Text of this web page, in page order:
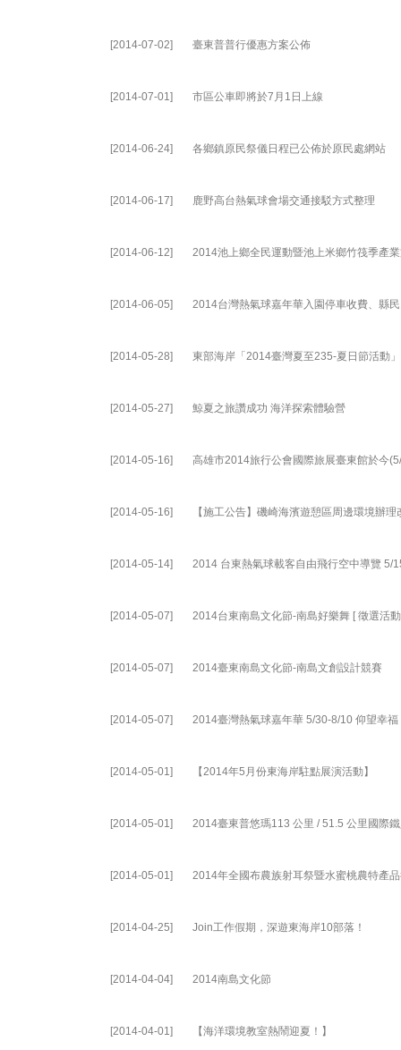
[2014-07-02] 臺東普普行優惠方案公佈
[2014-07-01] 市區公車即將於7月1日上線
[2014-06-24] 各鄉鎮原民祭儀日程已公佈於原民處網站
[2014-06-17] 鹿野高台熱氣球會場交通接駁方式整理
[2014-06-12] 2014池上鄉全民運動暨池上米鄉竹筏季產
[2014-06-05] 2014台灣熱氣球嘉年華入園停車收費、縣
[2014-05-28] 東部海岸「2014臺灣夏至235-夏日節活動
[2014-05-27] 鯨夏之旅讚成功 海洋探索體驗營
[2014-05-16] 高雄市2014旅行公會國際旅展臺東館於今
[2014-05-16] 【施工公告】磯崎海濱遊憩區周邊環境辦理
[2014-05-14] 2014 台東熱氣球載客自由飛行空中導覽 5/
[2014-05-07] 2014台東南島文化節-南島好樂舞 [ 徵選活
[2014-05-07] 2014臺東南島文化節-南島文創設計競賽
[2014-05-07] 2014臺灣熱氣球嘉年華 5/30-8/10 仰望幸福
[2014-05-01] 【2014年5月份東海岸駐點展演活動】
[2014-05-01] 2014臺東普悠瑪113 公里 / 51.5 公里國際
[2014-05-01] 2014年全國布農族射耳祭暨水蜜桃農特產
[2014-04-25] Join工作假期，深遊東海岸10部落！
[2014-04-04] 2014南島文化節
[2014-04-01] 【海洋環境教室熱鬧迎夏！】